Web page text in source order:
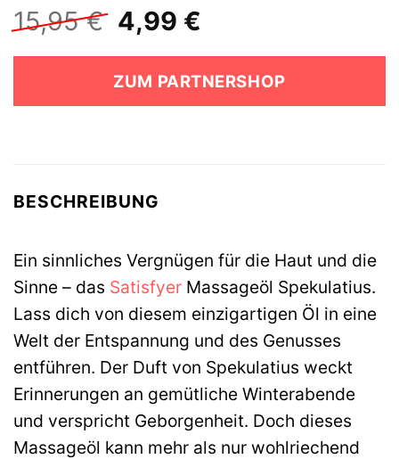
15,95€ Ursprünglicher
Preis
war:
15,95 €
4,99 €
ist:
4,99 €.
ZUM PARTNERSHOP
BESCHREIBUNG
Ein sinnliches Vergnügen für die Haut und die
Sinne – das Satisfyer Massageöl Spekulatius.
Lass dich von diesem einzigartigen Öl in eine
Welt der Entspannung und des Genusses
entführen. Der Duft von Spekulatius weckt
Erinnerungen an gemütliche Winterabende
und verspricht Geborgenheit. Doch dieses
Massageöl kann mehr als nur wohlriechend